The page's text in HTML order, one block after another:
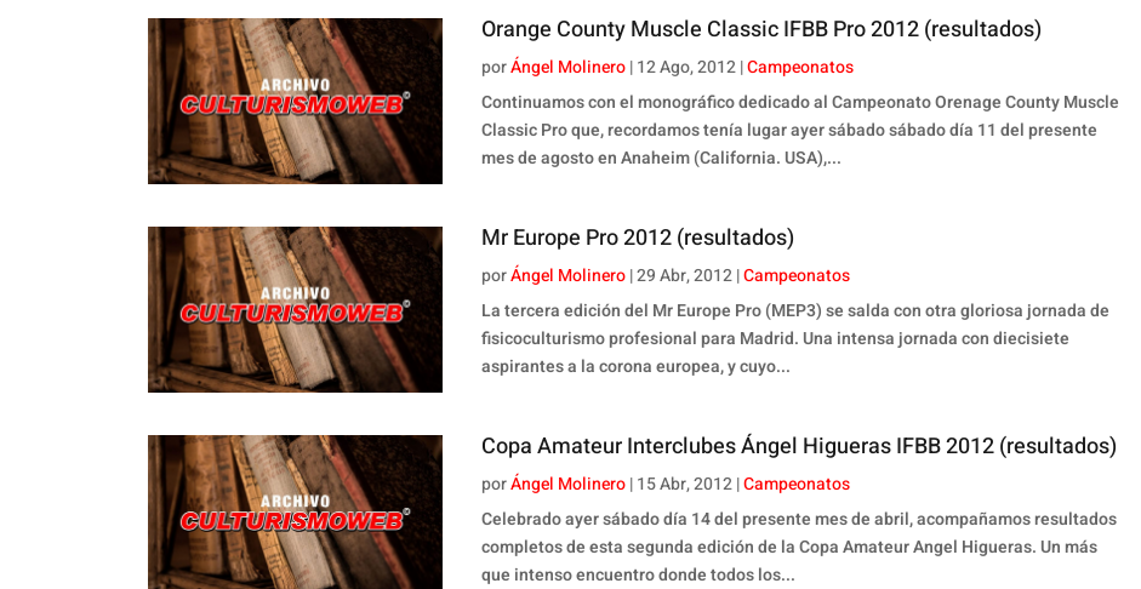
Orange County Muscle Classic IFBB Pro 2012 (resultados)
porÁngel Molinero|12 Ago, 2012|Campeonatos
Continuamos con el monográfico dedicado al Campeonato Orenage County Muscle
Classic Pro que, recordamos tenía lugar ayer sábado sábado día 11 del presente
mes de agosto en Anaheim (California. USA),...
Mr Europe Pro 2012 (resultados)
porÁngel Molinero|29 Abr, 2012|Campeonatos
La tercera edición del Mr Europe Pro (MEP3) se salda con otra gloriosa jornada de
fisicoculturismo profesional para Madrid. Una intensa jornada con diecisiete
aspirantes a la corona europea, y cuyo...
Copa Amateur Interclubes Ángel Higueras IFBB 2012 (resultados)
porÁngel Molinero|15 Abr, 2012|Campeonatos
Celebrado ayer sábado día 14 del presente mes de abril, acompañamos resultados
completos de esta segunda edición de la Copa Amateur Angel Higueras. Un más
que intenso encuentro donde todos los...